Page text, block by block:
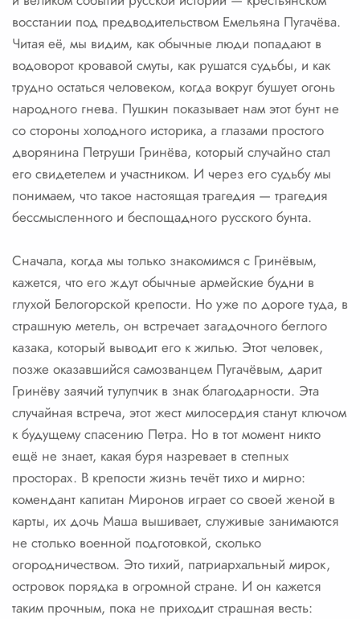
восстании под предводительством Емельяна Пугачёва.
Читая её, мы видим, как обычные люди попадают в
водоворот кровавой смуты, как рушатся судьбы, и как
трудно остаться человеком, когда вокруг бушует огонь
народного гнева. Пушкин показывает нам этот бунт не
со стороны холодного историка, а глазами простого
дворянина Петруши Гринёва, который случайно стал
его свидетелем и участником. И через его судьбу мы
понимаем, что такое настоящая трагедия — трагедия
бессмысленного и беспощадного русского бунта.
Сначала, когда мы только знакомимся с Гринёвым,
кажется, что его ждут обычные армейские будни в
глухой Белогорской крепости. Но уже по дороге туда, в
страшную метель, он встречает загадочного беглого
казака, который выводит его к жилью. Этот человек,
позже оказавшийся самозванцем Пугачёвым, дарит
Гринёву заячий тулупчик в знак благодарности. Эта
случайная встреча, этот жест милосердия станут ключом
к будущему спасению Петра. Но в тот момент никто
ещё не знает, какая буря назревает в степных
просторах. В крепости жизнь течёт тихо и мирно:
комендант капитан Миронов играет со своей женой в
карты, их дочь Маша вышивает, служивые занимаются
не столько военной подготовкой, сколько
огородничеством. Это тихий, патриархальный мирок,
островок порядка в огромной стране. И он кажется
таким прочным, пока не приходит страшная весть: